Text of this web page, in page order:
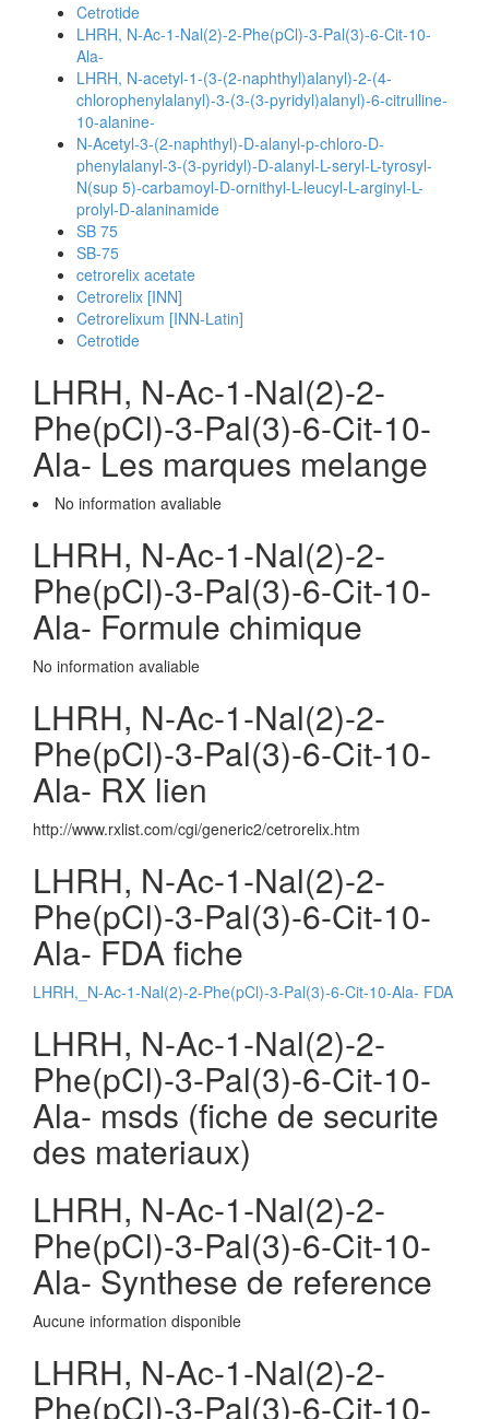
Cetrotide
LHRH, N-Ac-1-Nal(2)-2-Phe(pCl)-3-Pal(3)-6-Cit-10-
Ala-
LHRH, N-acetyl-1-(3-(2-naphthyl)alanyl)-2-(4-
chlorophenylalanyl)-3-(3-(3-pyridyl)alanyl)-6-citrulline-
10-alanine-
N-Acetyl-3-(2-naphthyl)-D-alanyl-p-chloro-D-
phenylalanyl-3-(3-pyridyl)-D-alanyl-L-seryl-L-tyrosyl-
N(sup 5)-carbamoyl-D-ornithyl-L-leucyl-L-arginyl-L-
prolyl-D-alaninamide
SB 75
SB-75
cetrorelix acetate
Cetrorelix [INN]
Cetrorelixum [INN-Latin]
Cetrotide
LHRH, N-Ac-1-Nal(2)-2-
Phe(pCl)-3-Pal(3)-6-Cit-10-
Ala- Les marques melange
No information avaliable
LHRH, N-Ac-1-Nal(2)-2-
Phe(pCl)-3-Pal(3)-6-Cit-10-
Ala- Formule chimique
No information avaliable
LHRH, N-Ac-1-Nal(2)-2-
Phe(pCl)-3-Pal(3)-6-Cit-10-
Ala- RX lien
http://www.rxlist.com/cgi/generic2/cetrorelix.htm
LHRH, N-Ac-1-Nal(2)-2-
Phe(pCl)-3-Pal(3)-6-Cit-10-
Ala- FDA fiche
LHRH,_N-Ac-1-Nal(2)-2-Phe(pCl)-3-Pal(3)-6-Cit-10-Ala- FDA
LHRH, N-Ac-1-Nal(2)-2-
Phe(pCl)-3-Pal(3)-6-Cit-10-
Ala- msds (fiche de securite
des materiaux)
LHRH, N-Ac-1-Nal(2)-2-
Phe(pCl)-3-Pal(3)-6-Cit-10-
Ala- Synthese de reference
Aucune information disponible
LHRH, N-Ac-1-Nal(2)-2-
Phe(pCl)-3-Pal(3)-6-Cit-10-